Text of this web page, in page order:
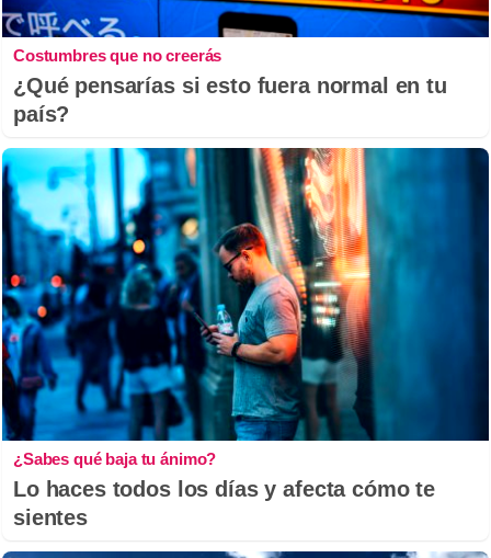
Costumbres que no creerás
¿Qué pensarías si esto fuera normal en tu
país?
¿Sabes qué baja tu ánimo?
Lo haces todos los días y afecta cómo te
sientes